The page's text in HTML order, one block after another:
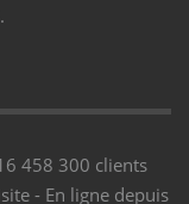
458 300 clients
- En ligne depuis